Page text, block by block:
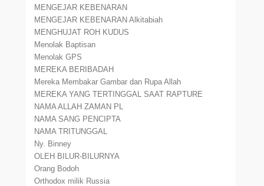
MENGEJAR KEBENARAN
MENGEJAR KEBENARAN Alkitabiah
MENGHUJAT ROH KUDUS
Menolak Baptisan
Menolak GPS
MEREKA BERIBADAH
Mereka Membakar Gambar dan Rupa Allah
MEREKA YANG TERTINGGAL SAAT RAPTURE
NAMA ALLAH ZAMAN PL
NAMA SANG PENCIPTA
NAMA TRITUNGGAL
Ny. Binney
OLEH BILUR-BILURNYA
Orang Bodoh
Orthodox milik Russia